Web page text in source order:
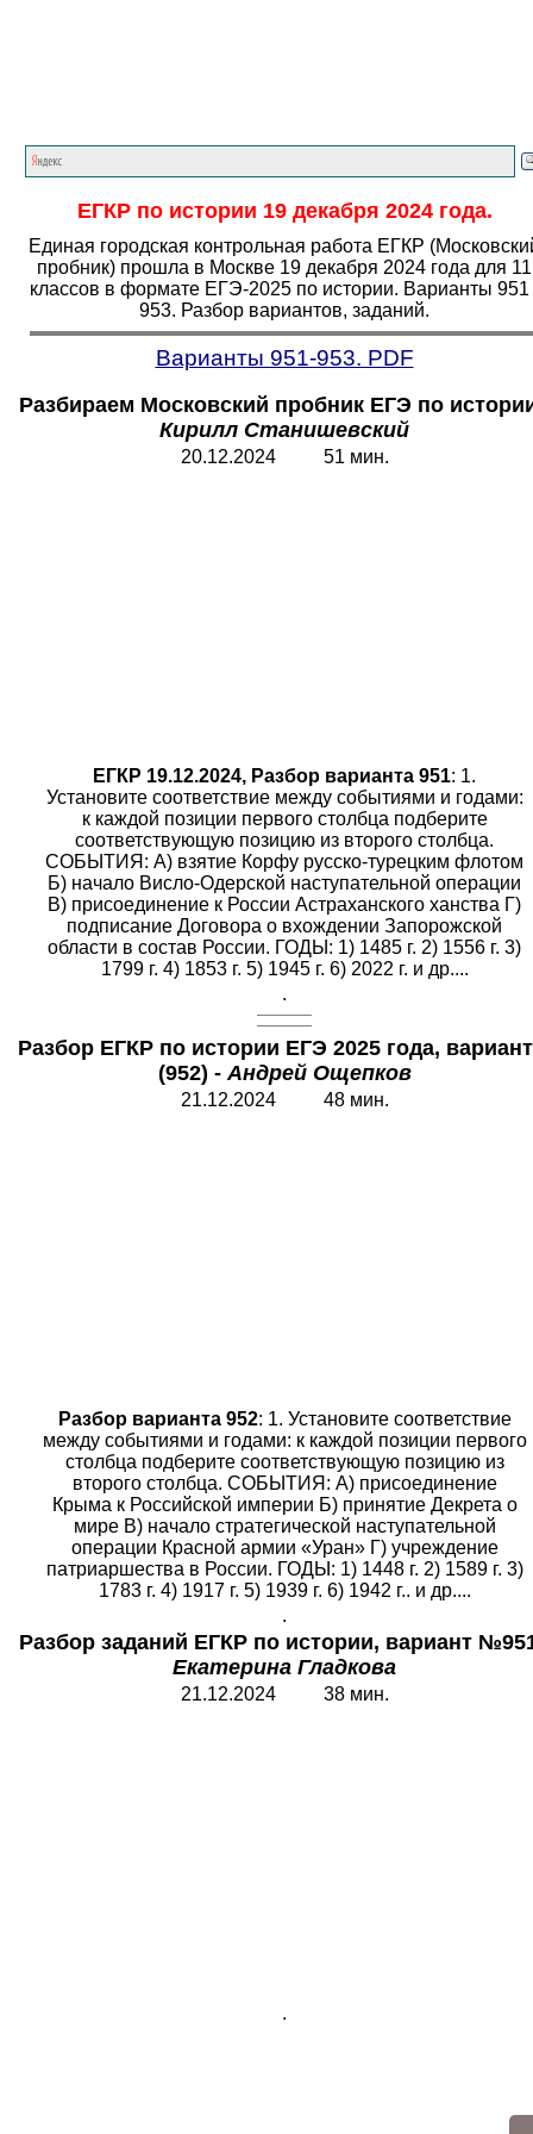
ЕГКР по истории 19 декабря 2024 года.
Единая городская контрольная работа ЕГКР
пробник) прошла в Москве 19 декабря 2024 года для 11
классов в формате ЕГЭ-2025 по истории. Варианты 951
953. Разбор вариантов, заданий.
Варианты 951-953. PDF
Разбираем Московский пробник ЕГЭ по
Кирилл Станишевский
20.12.2024 51 мин.
ЕГКР 19.12.2024, Разбор варианта 951: 1.
Установите соответствие между событиями и годами:
к каждой позиции первого столбца подберите
соответствующую позицию из второго столбца.
СОБЫТИЯ: A) взятие Корфу русско-турецким флотом
Б) начало Висло-Одерской наступательной операции
B) присоединение к России Астраханского ханства Г)
подписание Договора о вхождении Запорожской
области в состав России. ГОДЫ: 1) 1485 г. 2) 1556 г. 3)
1799 г. 4) 1853 г. 5) 1945 г. 6) 2022 г. и др....
.
Разбор ЕГКР по истории ЕГЭ 2025 года,
(952) -Андрей Ощепков
21.12.2024 48 мин.
Разбор варианта 952: 1. Установите соответствие
между событиями и годами: к каждой позиции первого
столбца подберите соответствующую позицию из
второго столбца. СОБЫТИЯ: A) присоединение
Крыма к Российской империи Б) принятие Декрета о
мире B) начало стратегической наступательной
операции Красной армии «Уран» Г) учреждение
патриаршества в России. ГОДЫ: 1) 1448 г. 2) 1589 г. 3)
1783 г. 4) 1917 г. 5) 1939 г. 6) 1942 г.. и др....
.
Разбор заданий ЕГКР по истории, вариант
Екатерина Гладкова
21.12.2024 38 мин.
.